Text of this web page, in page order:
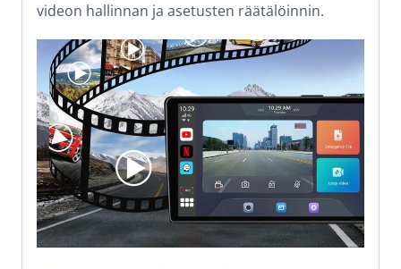
videon hallinnan ja asetusten räätälöinnin.